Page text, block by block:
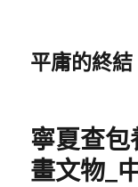
平庸的終結
寧夏查
畫文物_